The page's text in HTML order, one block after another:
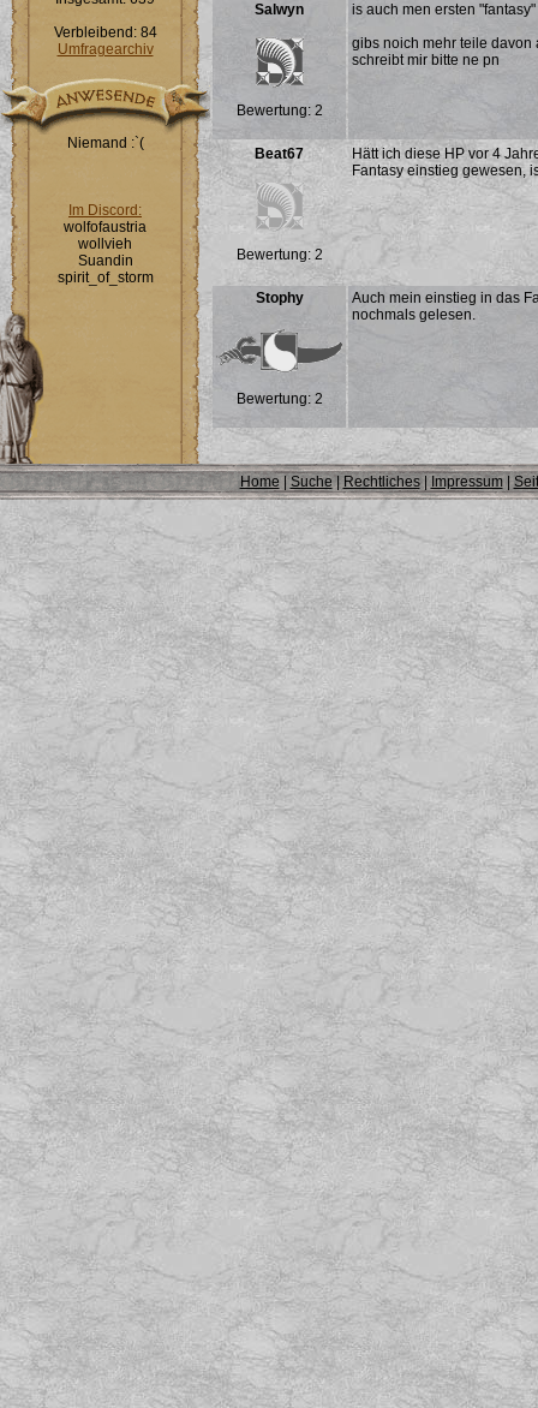
Verbleibend: 84
Umfragearchiv
Niemand :`(
Im Discord:
wolfofaustria
wollvieh
Suandin
spirit_of_storm
Salwyn
Bewertung: 2
is auch men ersten
gibs noich mehr teile
schreibt mir bitte ne pn
Beat67
Bewertung: 2
Hätt ich diese HP vor 4
Fantasy einstieg gewesen,
Stophy
Bewertung: 2
Auch mein einstieg in das
nochmals gelesen.
Home| Suche | Rechtliches| Impressum|